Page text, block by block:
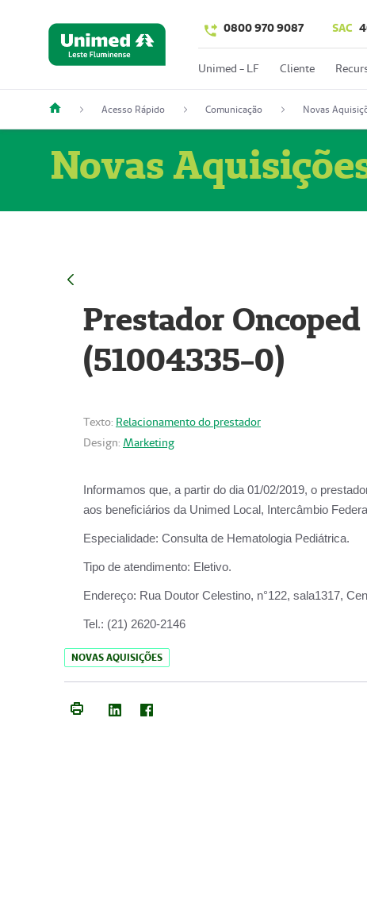
0800 970 9087 SAC
Unimed - LF Cliente
Acesso Rápido Comunicação Novas
Novas
Prestador
(51004335-0)
Texto: Relacionamento do prestador
Design: Marketing
Informamos que, a partir do dia 01/02/2019, o
aos beneficiários da Unimed Local, Intercâmbio
Especialidade: Consulta de Hematologia Pediátrica.
Tipo de atendimento: Eletivo.
Endereço: Rua Doutor Celestino, n°122, sala1317,
Tel.: (21) 2620-2146
NOVAS AQUISIÇÕES